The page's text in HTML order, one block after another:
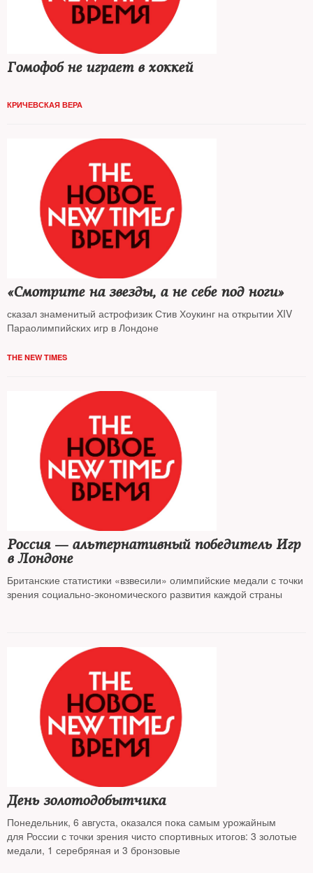
Гомофоб не играет в хоккей
КРИЧЕВСКАЯ ВЕРА
«Смотрите на звезды, а не себе под ноги»
сказал знаменитый астрофизик Стив Хоукинг на открытии XIV
Параолимпийских игр в Лондоне
THE NEW TIMES
Россия — альтернативный победитель Игр
в Лондоне
Британские статистики «взвесили» олимпийские медали с точки
зрения социально-экономического развития каждой страны
День золотодобытчика
Понедельник, 6 августа, оказался пока самым урожайным
для России с точки зрения чисто спортивных итогов: 3 золотые
медали, 1 серебряная и 3 бронзовые